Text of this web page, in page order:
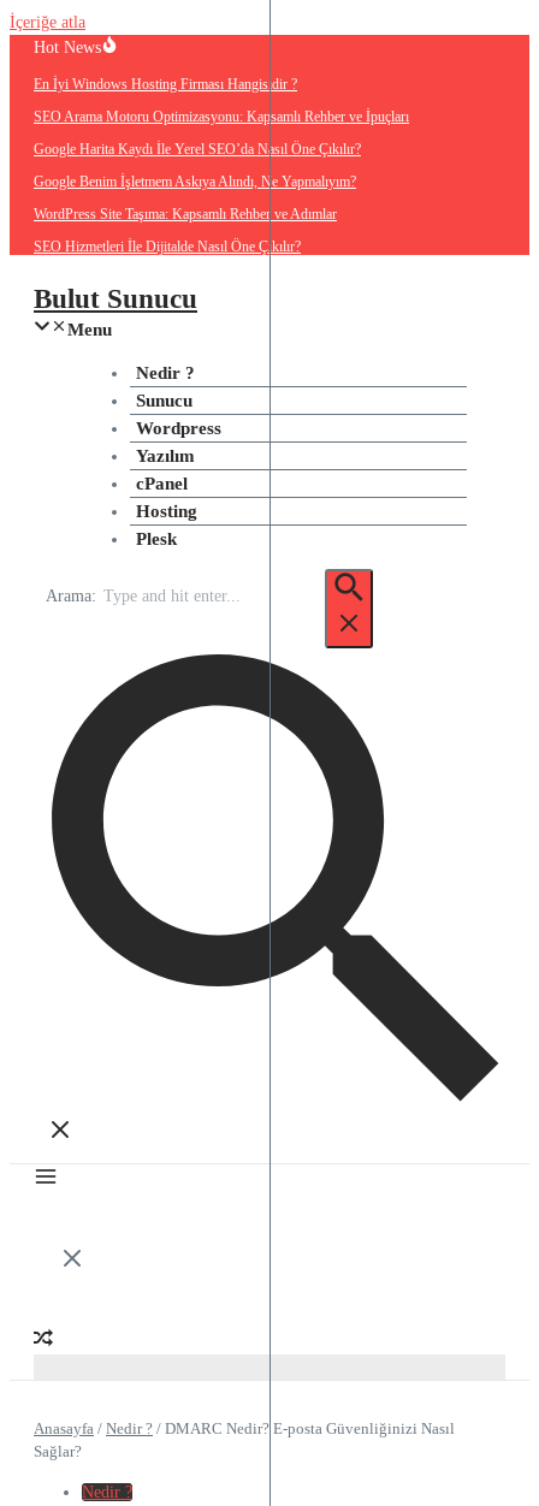
İçeriğe atla
Hot News
En İyi Windows Hosting Firması Hangisidir ?
SEO Arama Motoru Optimizasyonu: Kapsamlı Rehber ve İpuçları
Google Harita Kaydı İle Yerel SEO’da Nasıl Öne Çıkılır?
Google Benim İşletmem Askıya Alındı, Ne Yapmalıyım?
WordPress Site Taşıma: Kapsamlı Rehber ve Adımlar
SEO Hizmetleri İle Dijitalde Nasıl Öne Çıkılır?
Bulut Sunucu
Menu
Nedir ?
Sunucu
Wordpress
Yazılım
cPanel
Hosting
Plesk
Arama:
Anasayfa / Nedir ? / DMARC Nedir? E-posta Güvenliğinizi Nasıl
Sağlar?
Nedir ?